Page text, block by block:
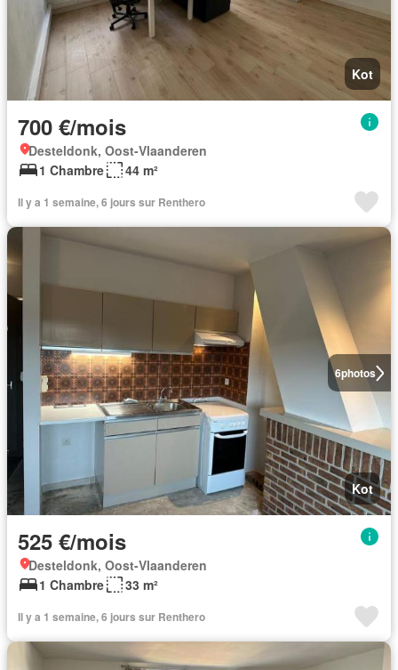
Kot
700 €/mois
Desteldonk, Oost-Vlaanderen
1 Chambre
44 m²
Il y a 1 semaine, 6 jours sur Renthero
6photos
Kot
525 €/mois
Desteldonk, Oost-Vlaanderen
1 Chambre
33 m²
Il y a 1 semaine, 6 jours sur Renthero